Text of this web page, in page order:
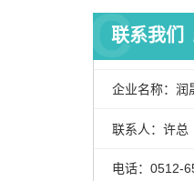
联系我们
C
企业名称：润
联系人：许总
电话：0512-